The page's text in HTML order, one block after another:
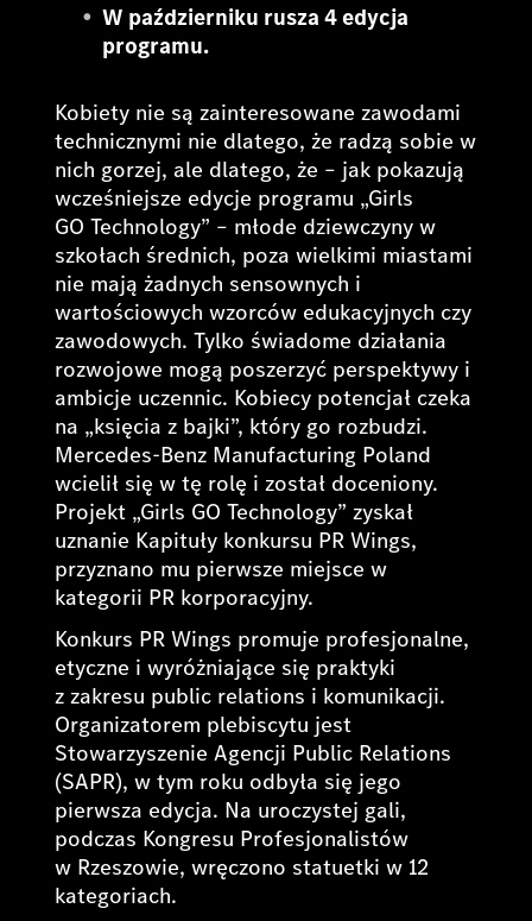
W październiku rusza 4 edycja
programu.
Kobiety nie są zainteresowane zawodami
technicznymi nie dlatego, że radzą sobie w
nich gorzej, ale dlatego, że – jak pokazują
wcześniejsze edycje programu „Girls
GO Technology” – młode dziewczyny w
szkołach średnich, poza wielkimi miastami
nie mają żadnych sensownych i
wartościowych wzorców edukacyjnych czy
zawodowych. Tylko świadome działania
rozwojowe mogą poszerzyć perspektywy i
ambicje uczennic. Kobiecy potencjał czeka
na „księcia z bajki”, który go rozbudzi.
Mercedes-Benz Manufacturing Poland
wcielił się w tę rolę i został doceniony.
Projekt „Girls GO Technology” zyskał
uznanie Kapituły konkursu PR Wings,
przyznano mu pierwsze miejsce w
kategorii PR korporacyjny.
Konkurs PR Wings promuje profesjonalne,
etyczne i wyróżniające się praktyki
z zakresu public relations i komunikacji.
Organizatorem plebiscytu jest
Stowarzyszenie Agencji Public Relations
(SAPR), w tym roku odbyła się jego
pierwsza edycja. Na uroczystej gali,
podczas Kongresu Profesjonalistów
w Rzeszowie, wręczono statuetki w 12
kategoriach.